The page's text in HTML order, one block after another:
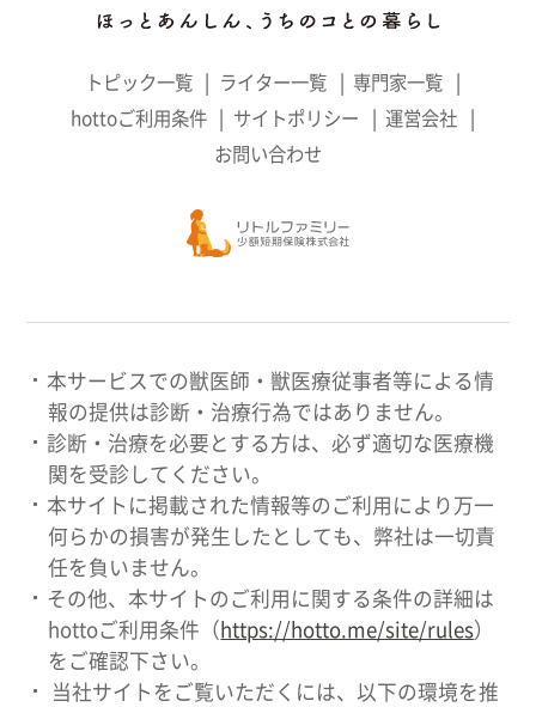
トピック一覧 ライター一覧
専門家一覧
hottoご利用条件
サイトポリシー
運営会社
お問い合わせ
本サービスでの獣医師・獣医療従事者等による情
報の提供は診断・治療行為ではありません。
診断・治療を必要とする方は、必ず適切な医療機
関を受診してください。
本サイトに掲載された情報等のご利用により万一
何らかの損害が発生したとしても、弊社は一切責
任を負いません。
その他、本サイトのご利用に関する条件の詳細は
hottoご利用条件（ https://hotto.me/site/rules）
をご確認下さい。
当社サイトをご覧いただくには、以下の環境を推